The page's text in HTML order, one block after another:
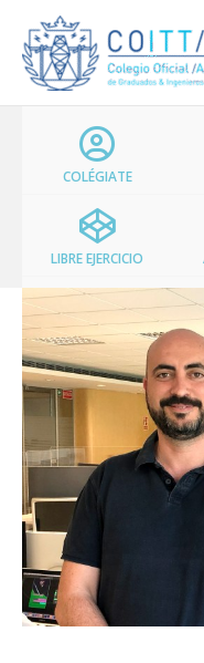
contenido
COLÉGIATE
LIBRE EJERCICIO